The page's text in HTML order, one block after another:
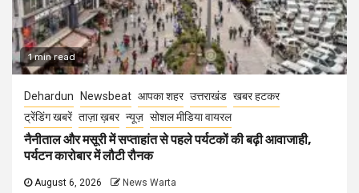
1 min read
Dehardun Newsbeat आपका शहर उत्तराखंड खबर हटकर
ट्रेंडिंग खबरें ताज़ा ख़बर न्यूज़ सोशल मीडिया वायरल
नैनीताल और मसूरी में सप्ताहांत से पहले पर्यटकों की बढ़ी आवाजाही,
पर्यटन कारोबार में लौटी रौनक
August 6, 2026 News Warta